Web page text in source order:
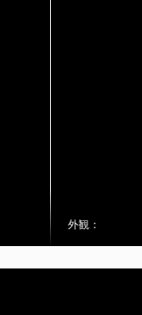
外観：